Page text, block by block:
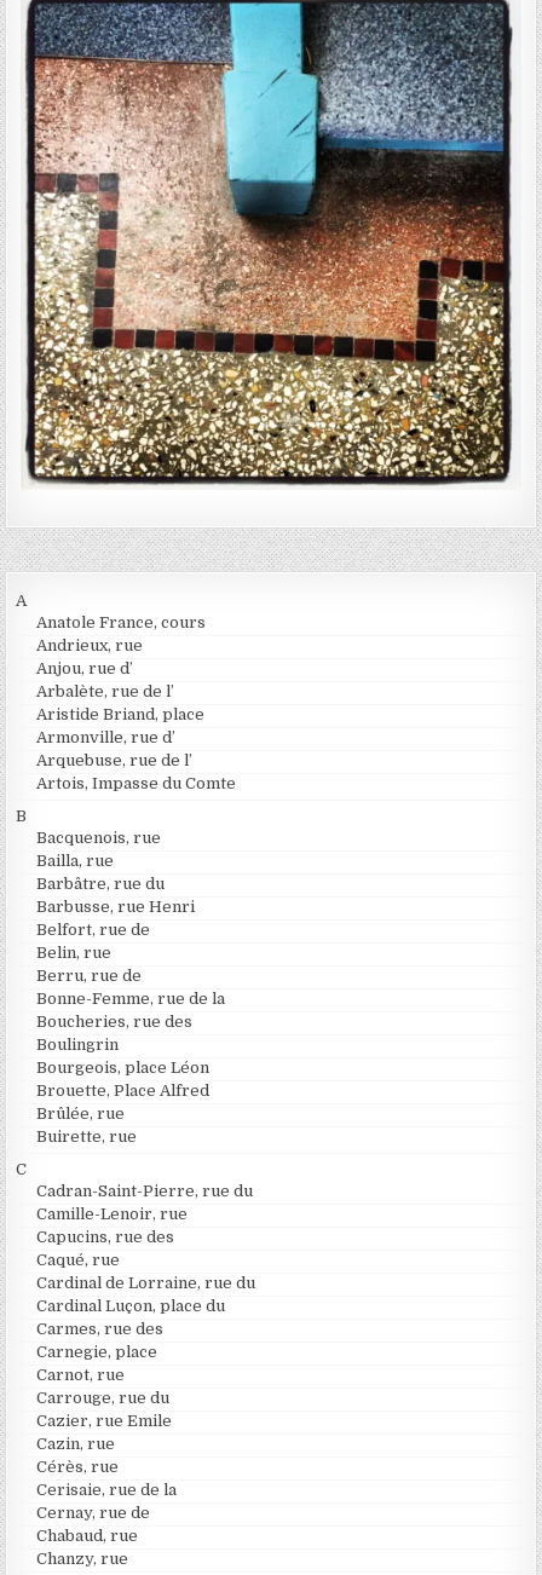
A
Anatole France, cours
Andrieux, rue
Anjou, rue d’
Arbalète, rue de l’
Aristide Briand, place
Armonville, rue d’
Arquebuse, rue de l’
Artois, Impasse du Comte
B
Bacquenois, rue
Bailla, rue
Barbâtre, rue du
Barbusse, rue Henri
Belfort, rue de
Belin, rue
Berru, rue de
Bonne-Femme, rue de la
Boucheries, rue des
Boulingrin
Bourgeois, place Léon
Brouette, Place Alfred
Brûlée, rue
Buirette, rue
C
Cadran-Saint-Pierre, rue du
Camille-Lenoir, rue
Capucins, rue des
Caqué, rue
Cardinal de Lorraine, rue du
Cardinal Luçon, place du
Carmes, rue des
Carnegie, place
Carnot, rue
Carrouge, rue du
Cazier, rue Emile
Cazin, rue
Cérès, rue
Cerisaie, rue de la
Cernay, rue de
Chabaud, rue
Chanzy, rue